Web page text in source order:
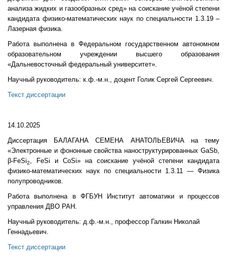
анализа жидких и газообразных сред» на соискание учёной степени
кандидата физико-математических наук по специальности 1.3.19 –
Лазерная физика.
Работа выполнена в Федеральном государственном автономном
образовательном учреждении высшего образования
«Дальневосточный федеральный университет».
Научный руководитель: к.ф.-м.н., доцент Голик Сергей Сергеевич.
Текст диссертации
14.10.2025
Диссертация БАЛАГАНА СЕМЕНА АНАТОЛЬЕВИЧА на тему
«Электронные и фононные свойства наноструктурированных GaSb,
β-FeSi2, FeSi и CoSi» на соискание учёной степени кандидата
физико-математических наук по специальности 1.3.11 — Физика
полупроводников.
Работа выполнена в ФГБУН Институт автоматики и процессов
управления ДВО РАН.
Научный руководитель: д.ф.-м.н., профессор Галкин Николай
Геннадьевич.
Текст диссертации